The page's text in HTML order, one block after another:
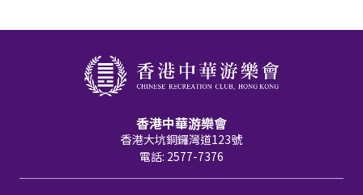
香港中華游樂會
香港大坑銅鑼灣道123號
電話: 2577-7376